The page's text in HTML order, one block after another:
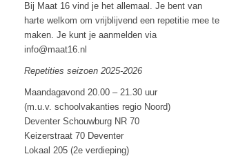
Bij Maat 16 vind je het allemaal. Je bent van
harte welkom om vrijblijvend een repetitie mee te
maken. Je kunt je aanmelden via
info@maat16.nl
Repetities seizoen 2025-2026
Maandagavond 20.00 – 21.30 uur
(m.u.v. schoolvakanties regio Noord)
Deventer Schouwburg NR 70
Keizerstraat 70 Deventer
Lokaal 205 (2e verdieping)